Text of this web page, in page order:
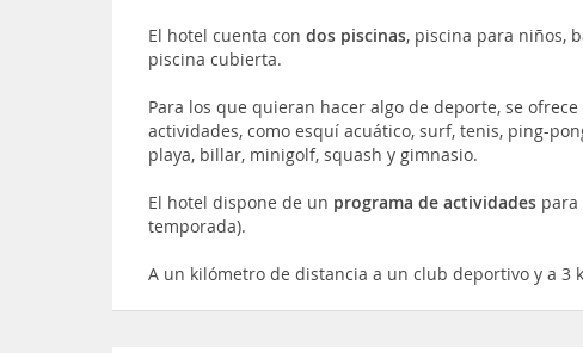
El hotel cuenta condos piscinas, piscina para niños,
piscina cubierta.
Para los que quieran hacer algo de deporte, se
actividades, como esquí acuático, surf, tenis, ping-
playa, billar, minigolf, squash y gimnasio.
El hotel dispone de un programa de actividades
temporada).
A un kilómetro de distancia a un club deportivo y a 3